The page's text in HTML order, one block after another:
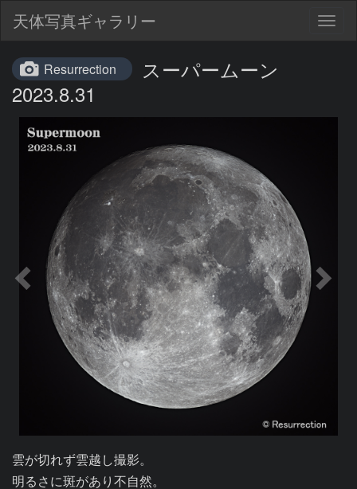
天体写真ギャラリー
Resurrection
スーパームーン
2023.8.31
雲が切れず雲越し撮影。
明るさに斑があり不自然。